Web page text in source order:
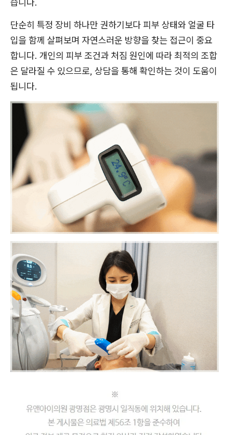
단순히 특정 장비 하나만 권하기보다 피부 상태와 얼굴 타
입을 함께 살펴보며 자연스러운 방향을 찾는 접근이 중요
합니다. 개인의 피부 조건과 처짐 원인에 따라 최적의 조합
은 달라질 수 있으므로, 상담을 통해 확인하는 것이 도움이
됩니다.